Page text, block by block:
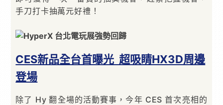
手刀打卡抽萬元好禮！
CES新品全台首曝光 超吸睛HX3D周邊
登場
除了 Hy 翻全場的活動賽事，今年 CES 首次亮相的